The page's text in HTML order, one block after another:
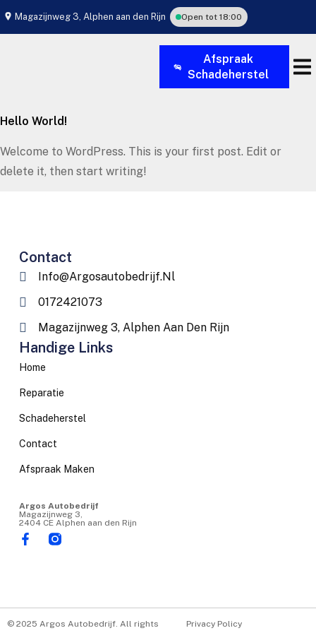
Magazijnweg 3, Alphen aan den Rijn Open tot 18:00
Afspraak
Schadeherstel
Hello World!
Welcome to WordPress. This is your first post. Edit or
delete it, then start writing!
Argos Autobedrijf
Magazijnweg 3,
2404 CE Alphen aan den Rijn
Handige Links
Home
Reparatie
Schadeherstel
Contact
Afspraak Maken
Contact
Info@argosautobedrijf.nl
0172421073
Magazijnweg 3, Alphen Aan Den Rijn
© 2025 Argos Autobedrijf. All rights Privacy Policy